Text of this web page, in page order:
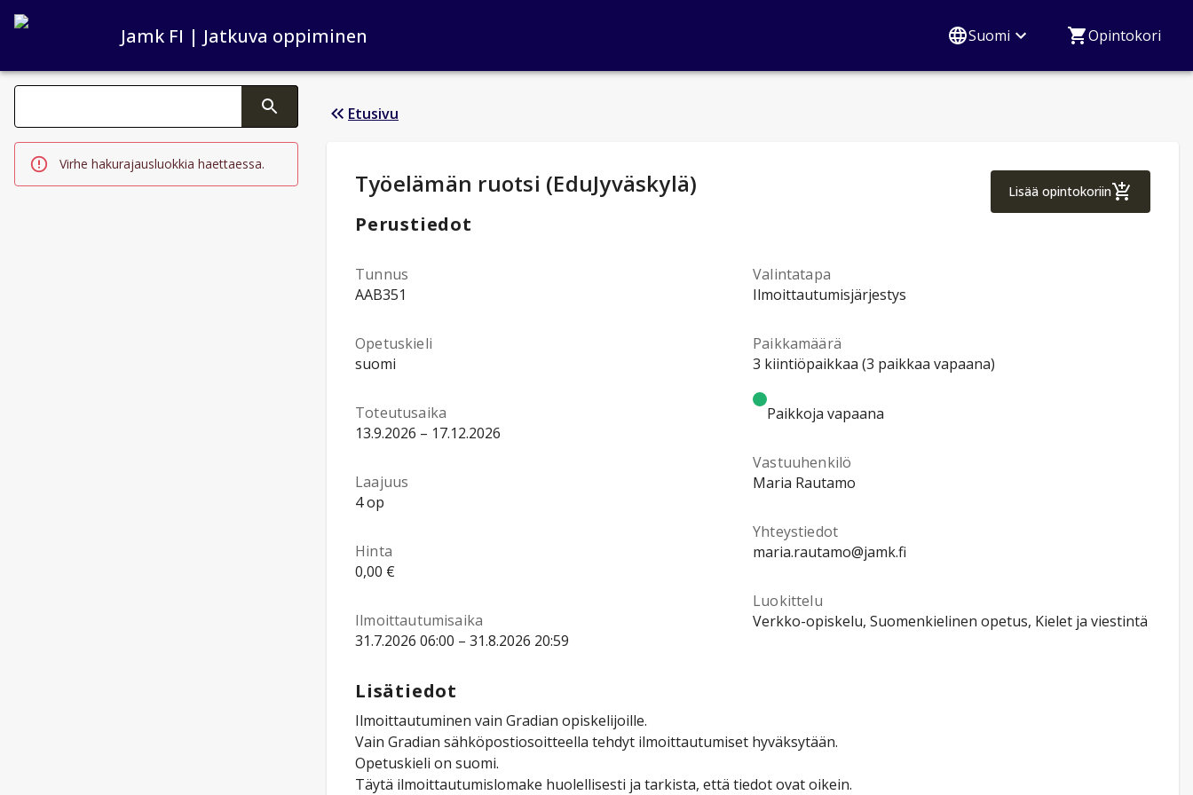
Jamk FI | Jatkuva oppiminen Suomi Opintokori
Haku kategoriat
Tekstin muutos aktivoi hakutoiminnon
Virhe hakurajausluokkia haettaessa.
Etusivu
Opintotiedot:
Työelämän ruotsi (EduJyväskylä) Lisää opintokoriinTyöelämän ruotsi
Perustiedot
Tunnus
AAB351
Opetuskieli
suomi
Toteutusaika
13.9.2026 – 17.12.2026
Laajuus
4 op
Hinta
0,00 €
Ilmoittautumisaika
31.7.2026 06:00 – 31.8.2026 20:59
Valintatapa
Ilmoittautumisjärjestys
Paikkamäärä
3 kiintiöpaikkaa (3 paikkaa vapaana)
Paikkoja vapaana
Vastuuhenkilö
Maria Rautamo
Yhteystiedot
maria.rautamo@jamk.fi
Luokittelu
Verkko-opiskelu, Suomenkielinen opetus, Kielet ja viestintä
Lisätiedot
Ilmoittautuminen vain Gradian opiskelijoille.
Vain Gradian sähköpostiosoitteella tehdyt ilmoittautumiset hyväksytään.
Opetuskieli on suomi.
Täytä ilmoittautumislomake huolellisesti ja tarkista, että tiedot ovat oikein.